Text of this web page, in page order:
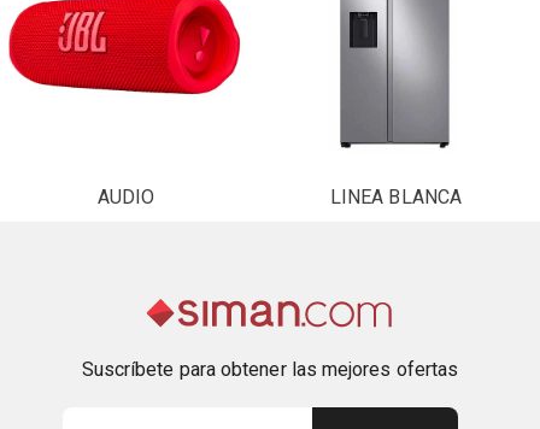
AUDIO LINEA BLANCA
Suscríbete para obtener las mejores ofertas